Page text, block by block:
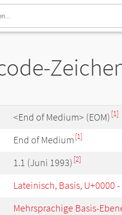
<End of Medium> (EOM) [1]
End of Medium [1]
1.1 (Juni 1993) [2]
Lateinisch, Basis, U+0000
Mehrsprachige Basis-